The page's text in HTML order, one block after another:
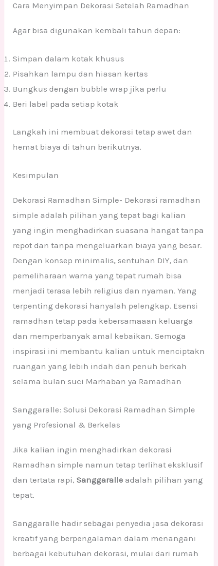
Cara Menyimpan Dekorasi Setelah Ramadhan
Agar bisa digunakan kembali tahun depan:
Simpan dalam kotak khusus
Pisahkan lampu dan hiasan kertas
Bungkus dengan bubble wrap jika perlu
Beri label pada setiap kotak
Langkah ini membuat dekorasi tetap awet dan
hemat biaya di tahun berikutnya.
Kesimpulan
Dekorasi Ramadhan Simple- Dekorasi ramadhan
simple adalah pilihan yang tepat bagi kalian
yang ingin menghadirkan suasana hangat tanpa
repot dan tanpa mengeluarkan biaya yang besar.
Dengan konsep minimalis, sentuhan DIY, dan
pemeliharaan warna yang tepat rumah bisa
menjadi terasa lebih religius dan nyaman. Yang
terpenting dekorasi hanyalah pelengkap. Esensi
ramadhan tetap pada kebersamaaan keluarga
dan memperbanyak amal kebaikan. Semoga
inspirasi ini membantu kalian untuk menciptakn
ruangan yang lebih indah dan penuh berkah
selama bulan suci Marhaban ya Ramadhan
Sanggaralle: Solusi Dekorasi Ramadhan Simple
yang Profesional & Berkelas
Jika kalian ingin menghadirkan dekorasi
Ramadhan simple namun tetap terlihat eksklusif
dan tertata rapi,Sanggaralle adalah pilihan yang
tepat.
Sanggaralle hadir sebagai penyedia jasa dekorasi
kreatif yang berpengalaman dalam menangani
berbagai kebutuhan dekorasi, mulai dari rumah